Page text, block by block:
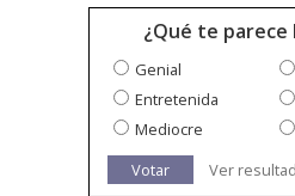
¿Qué te parece
Genial
Entretenida
Mediocre
Votar
Ver